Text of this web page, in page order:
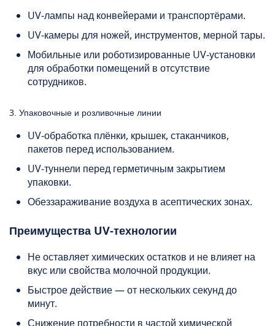
UV‑лампы над конвейерами и транспортёрами.
UV‑камеры для ножей, инструментов, мерной тары.
Мобильные или роботизированные UV‑установки
для обработки помещений в отсутствие
сотрудников.
3. Упаковочные и розливочные линии
UV‑обработка плёнки, крышек, стаканчиков,
пакетов перед использованием.
UV‑туннели перед герметичным закрытием
упаковки.
Обеззараживание воздуха в асептических зонах.
Преимущества UV‑технологии
Не оставляет химических остатков и не влияет на
вкус или свойства молочной продукции.
Быстрое действие — от нескольких секунд до
минут.